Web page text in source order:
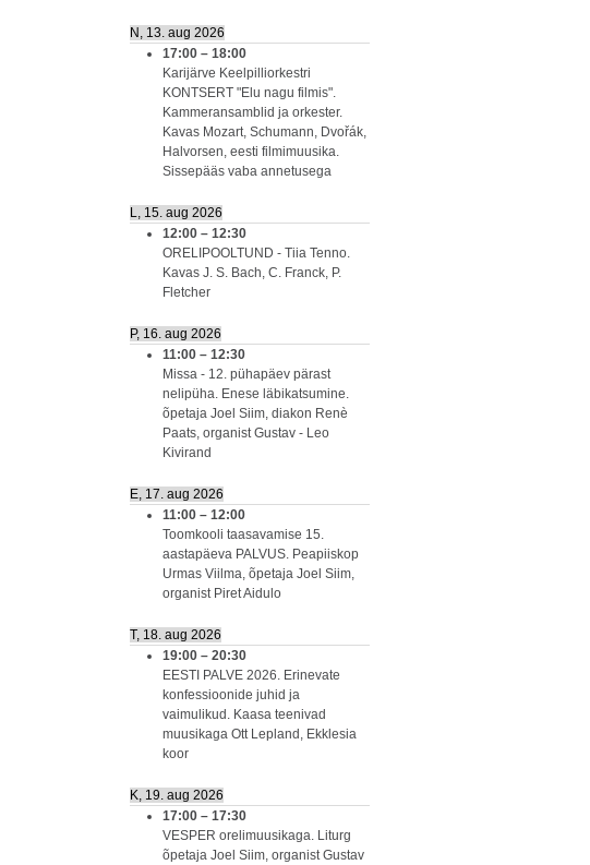
N, 13. aug 2026
17:00 – 18:00
Karijärve Keelpilliorkestri
KONTSERT "Elu nagu filmis".
Kammeransamblid ja orkester.
Kavas Mozart, Schumann, Dvořák,
Halvorsen, eesti filmimuusika.
Sissepääs vaba annetusega
L, 15. aug 2026
12:00 – 12:30
ORELIPOOLTUND - Tiia Tenno.
Kavas J. S. Bach, C. Franck, P.
Fletcher
P, 16. aug 2026
11:00 – 12:30
Missa - 12. pühapäev pärast
nelipüha. Enese läbikatsumine.
õpetaja Joel Siim, diakon Renè
Paats, organist Gustav - Leo
Kivirand
E, 17. aug 2026
11:00 – 12:00
Toomkooli taasavamise 15.
aastapäeva PALVUS. Peapiiskop
Urmas Viilma, õpetaja Joel Siim,
organist Piret Aidulo
T, 18. aug 2026
19:00 – 20:30
EESTI PALVE 2026. Erinevate
konfessioonide juhid ja
vaimulikud. Kaasa teenivad
muusikaga Ott Lepland, Ekklesia
koor
K, 19. aug 2026
17:00 – 17:30
VESPER orelimuusikaga. Liturg
õpetaja Joel Siim, organist Gustav